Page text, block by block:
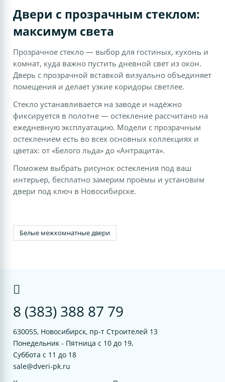
Двери с прозрачным стеклом:
максимум света
Прозрачное стекло — выбор для гостиных, кухонь и
комнат, куда важно пустить дневной свет из окон.
Дверь с прозрачной вставкой визуально объединяет
помещения и делает узкие коридоры светлее.
Стекло устанавливается на заводе и надёжно
фиксируется в полотне — остекление рассчитано на
ежедневную эксплуатацию. Модели с прозрачным
остеклением есть во всех основных коллекциях и
цветах: от «Белого льда» до «Антрацита».
Поможем выбрать рисунок остекления под ваш
интерьер, бесплатно замерим проёмы и установим
двери под ключ в Новосибирске.
Белые межкомнатные двери
8 (383) 388 87 79
630055, Новосибирск, пр-т Строителей 13
Понедельник - Пятница с 10 до 19,
Суббота с 11 до 18
sale@dveri-pk.ru